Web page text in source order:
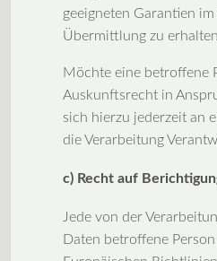
geeigneten Garantien
Übermittlung zu
Möchte eine betroffene
Auskunftsrecht in
sich hierzu jederzeit an
die Verarbeitung
c) Recht auf
Jede von der
Daten betroffene